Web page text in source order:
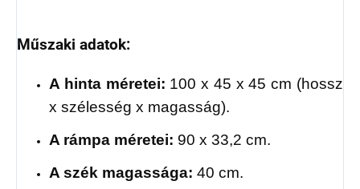
Műszaki adatok:
A hinta méretei: 100 x 45 x 45 cm (hossz
x szélesség x magasság).
A rámpa méretei: 90 x 33,2 cm.
A szék magassága: 40 cm.